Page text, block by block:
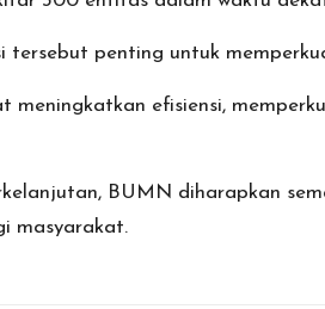
tersebut penting untuk
meningkatkan efisiensi,
BUMN diharapkan
masyarakat.